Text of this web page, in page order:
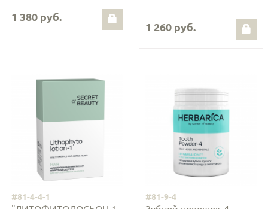
1 380 руб.
1 260 руб.
#81-4-4-1 #81-9-4